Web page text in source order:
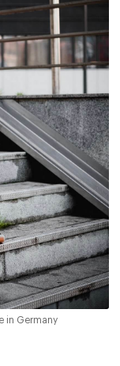
in Germany